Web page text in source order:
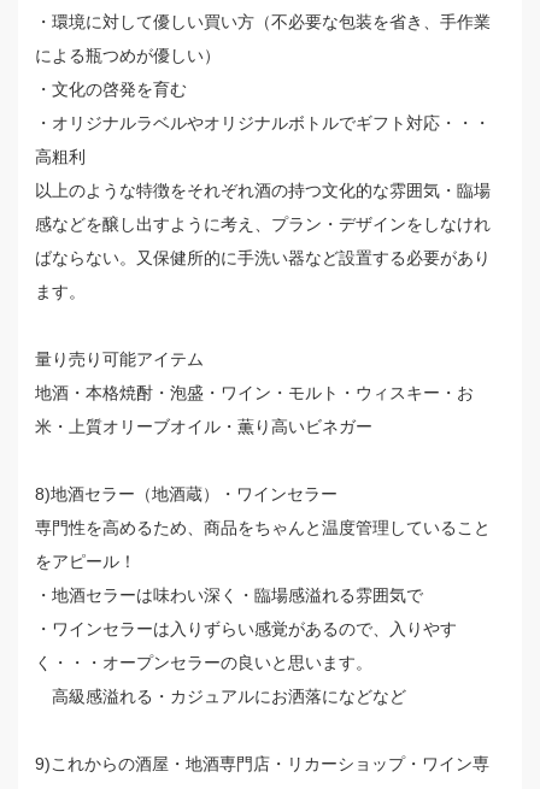
・環境に対して優しい買い方（不必要な包装を省き、手作業
による瓶つめが優しい）
・文化の啓発を育む
・オリジナルラベルやオリジナルボトルでギフト対応・・・
高粗利
以上のような特徴をそれぞれ酒の持つ文化的な雰囲気・臨場
感などを醸し出すように考え、プラン・デザインをしなけれ
ばならない。又保健所的に手洗い器など設置する必要があり
ます。
量り売り可能アイテム
地酒・本格焼酎・泡盛・ワイン・モルト・ウィスキー・お
米・上質オリーブオイル・薫り高いビネガー
8)地酒セラー（地酒蔵）・ワインセラー
専門性を高めるため、商品をちゃんと温度管理していること
をアピール！
・地酒セラーは味わい深く・臨場感溢れる雰囲気で
・ワインセラーは入りずらい感覚があるので、入りやす
く・・・オープンセラーの良いと思います。
高級感溢れる・カジュアルにお洒落になどなど
9)これからの酒屋・地酒専門店・リカーショップ・ワイン専